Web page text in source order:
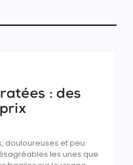
: des
douloureuses et peu
les unes que